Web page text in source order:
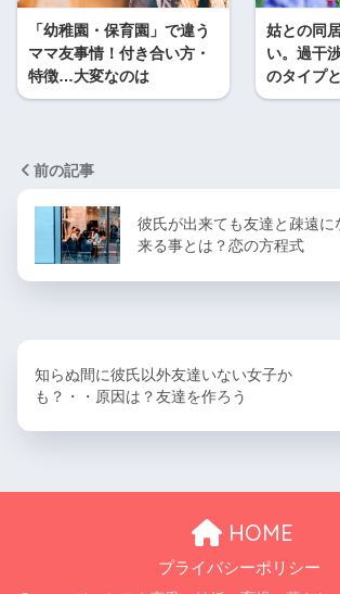
「幼稚園・保育園」で違う
ママ友事情！付き合い方・
特徴…大変なのは
姑との同
い。過干
のタイプ
前の記事
彼氏が出来ても友達と疎遠に
来る事とは？恋の方程式
知らぬ間に彼氏以外友達いない女子か
も？・・原因は？友達を作ろう
HOME
プライバシーポリシー